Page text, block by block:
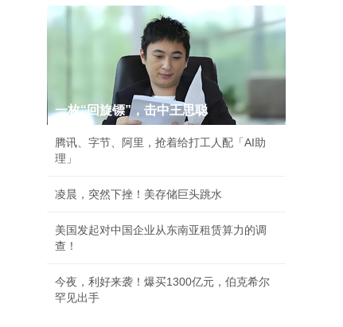
一枚“回旋镖”，击中王思聪
腾讯、字节、阿里，抢着给打工人配「AI助
理」
凌晨，突然下挫！美存储巨头跳水
美国发起对中国企业从东南亚租赁算力的调
查！
今夜，利好来袭！爆买1300亿元，伯克希尔
罕见出手